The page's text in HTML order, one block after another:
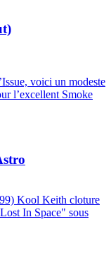
voici un modeste
l’excellent Smoke
Kool Keith cloture
In Space" sous